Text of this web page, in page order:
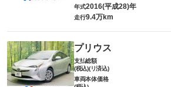
年式2016(平成28)年
走行9.4万km
プリウス
支払総額
(税込)(リ済込)
車両本体価格